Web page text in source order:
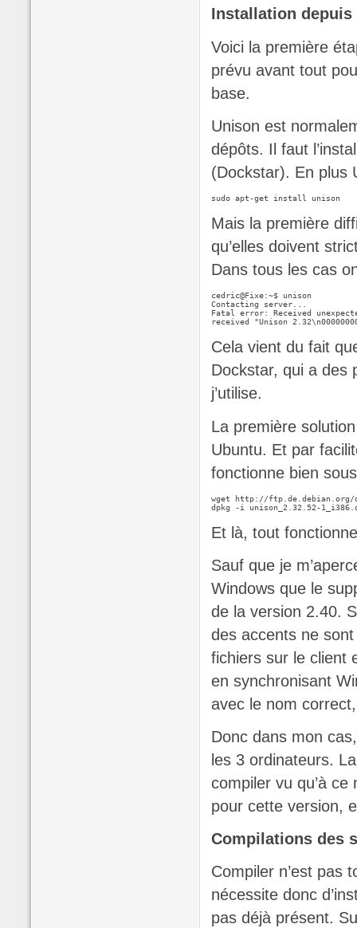
Installation depuis
Voici la première
prévu avant tout
base.
Unison est
dépôts. Il faut
(Dockstar). En plus
Mais la première
qu’elles doivent
Dans tous les cas
cedric@Fixe:~$ unison
Contacting server...
Fatal error: Received
received "Unison
Cela vient du fait
Dockstar, qui a des
j’utilise.
La première
Ubuntu. Et par
fonctionne bien
wget http://ftp.de.debian.org/
dpkg -i unison_2.32.52-
Et là, tout
Sauf que je
Windows que le
de la version 2.40.
des accents ne
fichiers sur le client
en synchronisant
avec le nom
Donc dans mon
les 3 ordinateurs.
compiler vu qu’à
pour cette version,
Compilations des
Compiler n’est pas
nécessite donc
pas déjà présent.